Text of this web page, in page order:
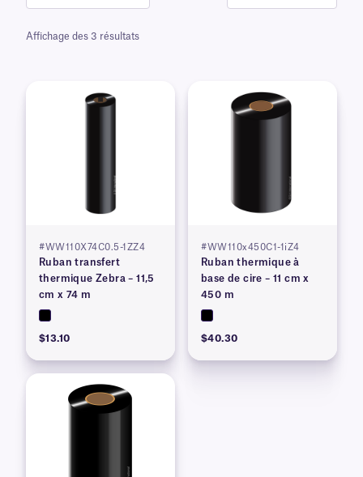
Affichage des 3 résultats
#WW110X74C0.5-1ZZ4
Ruban transfert
thermique Zebra – 11,5
cm x 74 m
$13.10
#WW110x450C1-1iZ4
Ruban thermique à
base de cire – 11 cm x
450 m
$40.30